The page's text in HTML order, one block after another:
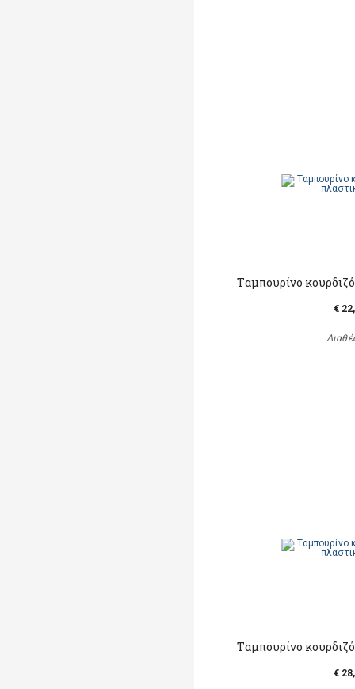
Tαμπουρίνο
€
Tαμπουρίνο
€